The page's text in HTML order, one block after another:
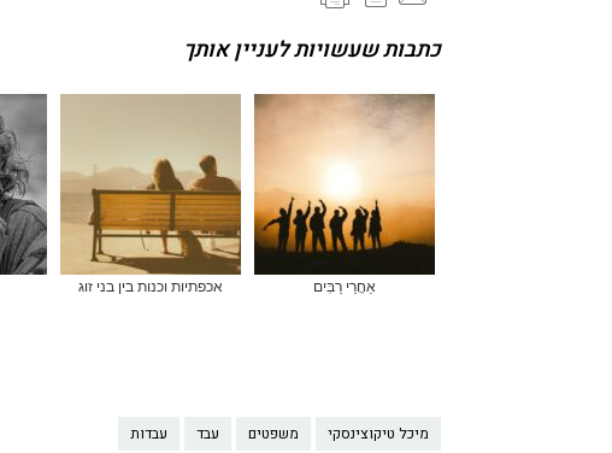
כתבות שעשויות לעניין אותך
אַחֲרֵי רַבִּים אכפתיות וכנות בין בני זוג
מיכל טיקוצינסקי משפטים עבד עבדות